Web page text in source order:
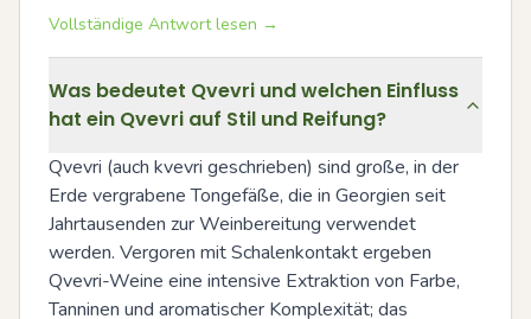
Vollständige Antwort lesen →
Was bedeutet Qvevri und welchen Einfluss
hat ein Qvevri auf Stil und Reifung?
Qvevri (auch kvevri geschrieben) sind große, in der
Erde vergrabene Tongefäße, die in Georgien seit
Jahrtausenden zur Weinbereitung verwendet
werden. Vergoren mit Schalenkontakt ergeben
Qvevri-Weine eine intensive Extraktion von Farbe,
Tanninen und aromatischer Komplexität; das